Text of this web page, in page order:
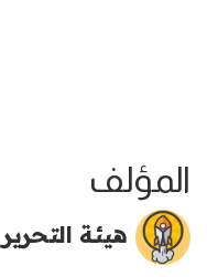
المؤلف
هيئة التحرير